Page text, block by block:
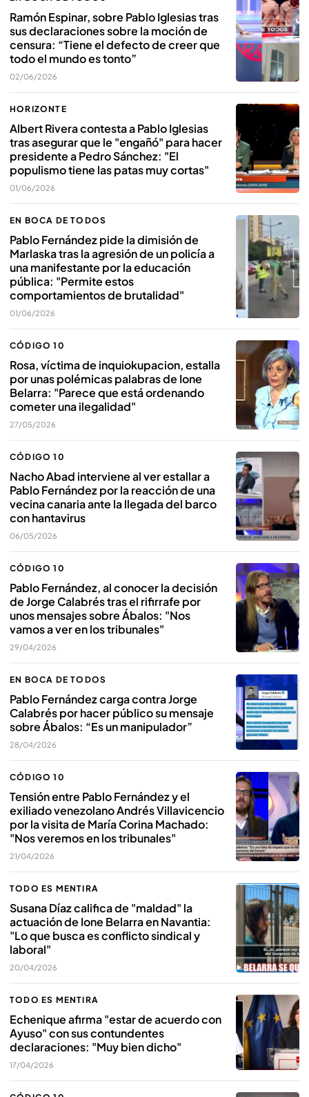
Ramón Espinar, sobre Pablo Iglesias tras
sus declaraciones sobre la moción de
censura: “Tiene el defecto de creer que
todo el mundo es tonto”
02/06/2026
HORIZONTE
Albert Rivera contesta a Pablo Iglesias
tras asegurar que le "engañó" para hacer
presidente a Pedro Sánchez: "El
populismo tiene las patas muy cortas"
01/06/2026
EN BOCA DE TODOS
Pablo Fernández pide la dimisión de
Marlaska tras la agresión de un policía a
una manifestante por la educación
pública: "Permite estos
comportamientos de brutalidad"
01/06/2026
CÓDIGO 10
Rosa, víctima de inquiokupacion, estalla
por unas polémicas palabras de Ione
Belarra: "Parece que está ordenando
cometer una ilegalidad"
27/05/2026
CÓDIGO 10
Nacho Abad interviene al ver estallar a
Pablo Fernández por la reacción de una
vecina canaria ante la llegada del barco
con hantavirus
06/05/2026
CÓDIGO 10
Pablo Fernández, al conocer la decisión
de Jorge Calabrés tras el rifirrafe por
unos mensajes sobre Ábalos: "Nos
vamos a ver en los tribunales"
29/04/2026
EN BOCA DE TODOS
Pablo Fernández carga contra Jorge
Calabrés por hacer público su mensaje
sobre Ábalos: “Es un manipulador”
28/04/2026
CÓDIGO 10
Tensión entre Pablo Fernández y el
exiliado venezolano Andrés Villavicencio
por la visita de María Corina Machado:
"Nos veremos en los tribunales"
21/04/2026
TODO ES MENTIRA
Susana Díaz califica de "maldad" la
actuación de Ione Belarra en Navantia:
"Lo que busca es conflicto sindical y
laboral"
20/04/2026
TODO ES MENTIRA
Echenique afirma "estar de acuerdo con
Ayuso" con sus contundentes
declaraciones: "Muy bien dicho"
17/04/2026